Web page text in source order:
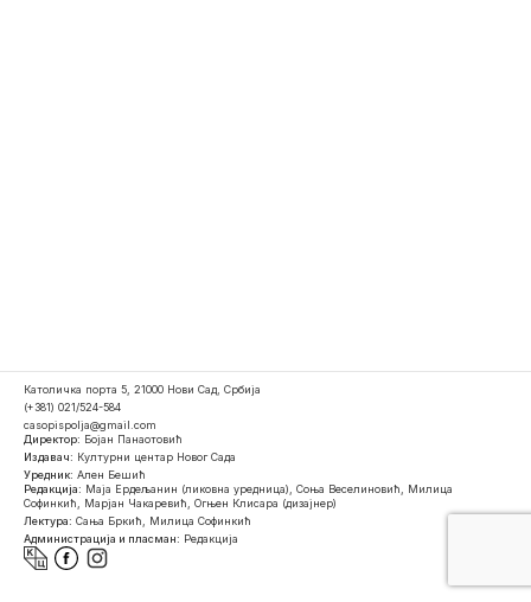
Католичка порта 5, 21000 Нови Сад, Србија
(+381) 021/524-584
casopispolja@gmail.com
Директор: Бојан Панаотовић
Издавач: Културни центар Новог Сада
Уредник: Ален Бешић
Редакција: Маја Ердељанин (ликовна уредница), Соња Веселиновић, Милица
Софинкић, Марјан Чакаревић, Огњен Клисара (дизајнер)
Лектура: Сања Бркић, Милица Софинкић
Администрација и пласман: Редакција